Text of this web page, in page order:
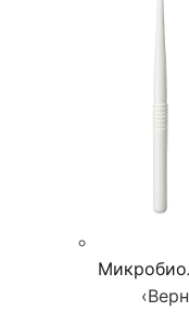
‹